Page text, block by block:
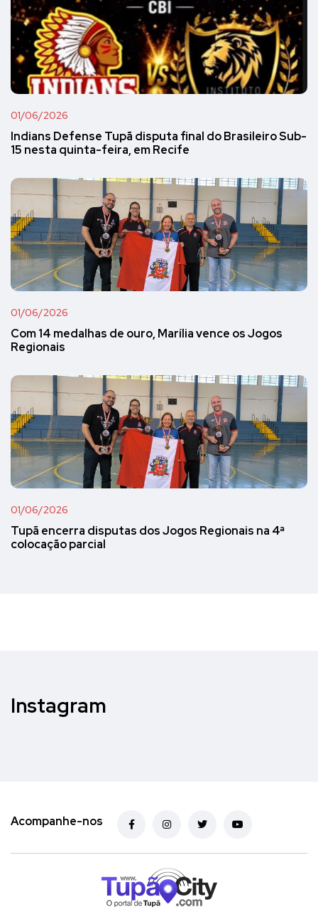
01/06/2026
Indians Defense Tupã disputa final do Brasileiro Sub-
15 nesta quinta-feira, em Recife
01/06/2026
Com 14 medalhas de ouro, Marília vence os Jogos
Regionais
01/06/2026
Tupã encerra disputas dos Jogos Regionais na 4ª
colocação parcial
Instagram
Acompanhe-nos